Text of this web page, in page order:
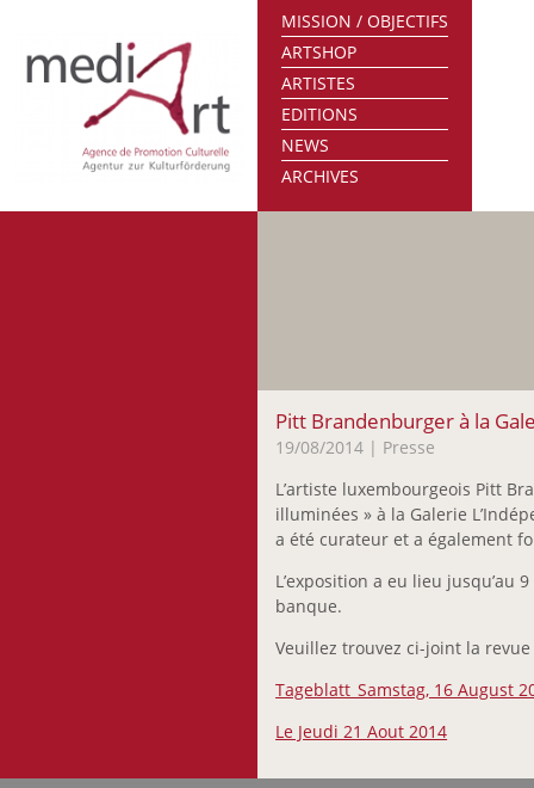
MISSION / OBJECTIFS
ARTSHOP
ARTISTES
EDITIONS
NEWS
ARCHIVES
Pitt Brandenburger à la
19/08/2014 | Presse
L’artiste luxembourgeois Pitt
illuminées » à la Galerie
a été curateur et a également
L’exposition a eu lieu jusqu’au
banque.
Veuillez trouvez ci-joint la
Tageblatt_Samstag, 16 August
Le Jeudi 21 Aout 2014